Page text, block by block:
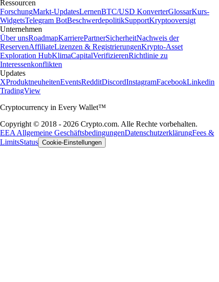
Ressourcen
ForschungMarkt-UpdatesLernenBTC/USD KonverterGlossarKurs-
WidgetsTelegram BotBeschwerdepolitikSupportKryptooversigt
Unternehmen
Über unsRoadmapKarrierePartnerSicherheitNachweis der
ReservenAffiliateLizenzen & RegistrierungenKrypto-Asset
Exploration HubKlimaCapitalVerifizierenRichtlinie zu
Interessenkonflikten
Updates
XProduktneuheitenEventsRedditDiscordInstagramFacebookLinkedin
TradingView
Cryptocurrency in Every Wallet™
Copyright © 2018 - 2026 Crypto.com. Alle Rechte vorbehalten.
EEA Allgemeine GeschäftsbedingungenDatenschutzerklärungFees &
LimitsStatus Cookie-Einstellungen